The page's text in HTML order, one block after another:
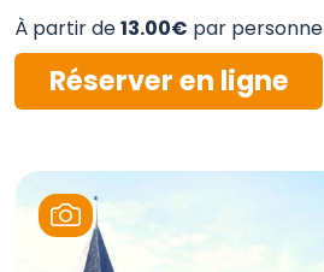
À partir de13.00€ par personne
Réserver en ligne